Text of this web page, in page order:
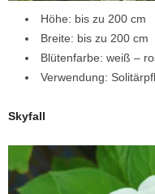
Höhe: bis zu 200 cm
Breite: bis zu 200 cm
Blütenfarbe: weiß –
Verwendung:
Skyfall